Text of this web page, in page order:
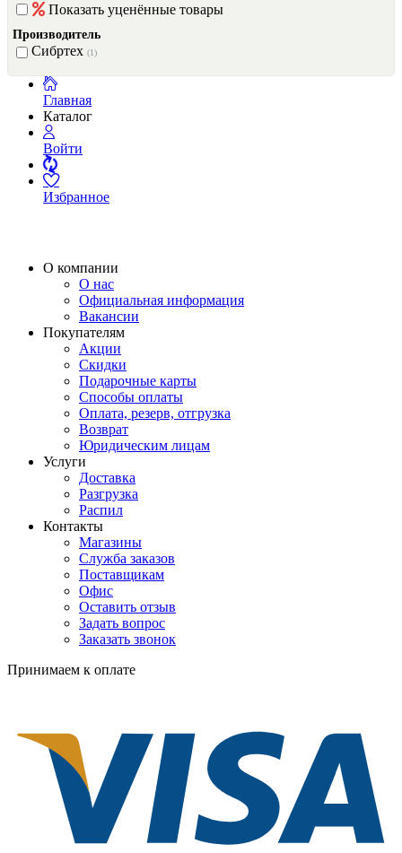
Показать уценённые товары
Производитель
Сибртех (1)
Главная
Каталог
Войти
Избранное
О компании
О нас
Официальная информация
Вакансии
Покупателям
Акции
Скидки
Подарочные карты
Способы оплаты
Оплата, резерв, отгрузка
Возврат
Юридическим лицам
Услуги
Доставка
Разгрузка
Распил
Контакты
Магазины
Служба заказов
Поставщикам
Офис
Оставить отзыв
Задать вопрос
Заказать звонок
Принимаем к оплате